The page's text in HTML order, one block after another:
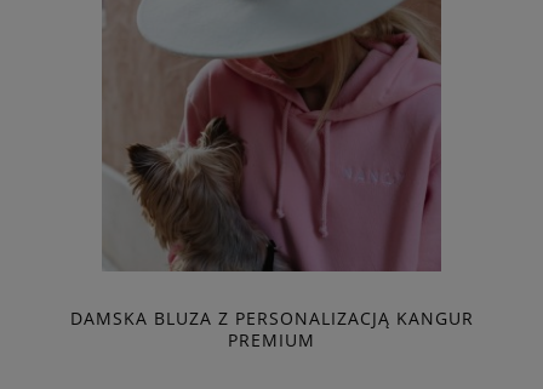
DAMSKA BLUZA Z PERSONALIZACJĄ KANGUR
PREMIUM